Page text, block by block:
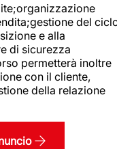
del
e alla
di sicurezza
permetterà inoltre
con il cliente,
della relazione